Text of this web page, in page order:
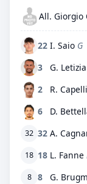
All. Giorgio
22 I. Saio G
3
G. Letizia
2
R.
6
D.
32 32 A.
18 18 L. Fanne
8 8 G.